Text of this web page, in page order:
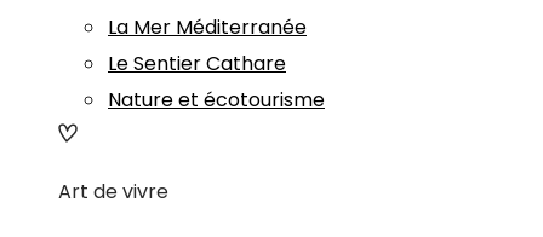
La Mer Méditerranée
Le Sentier Cathare
Nature et écotourisme
Art de vivre